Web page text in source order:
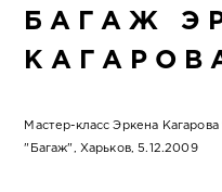
БАГАЖ
Мастер-класс Эркена
"Багаж", Харьков, 5.12.2009